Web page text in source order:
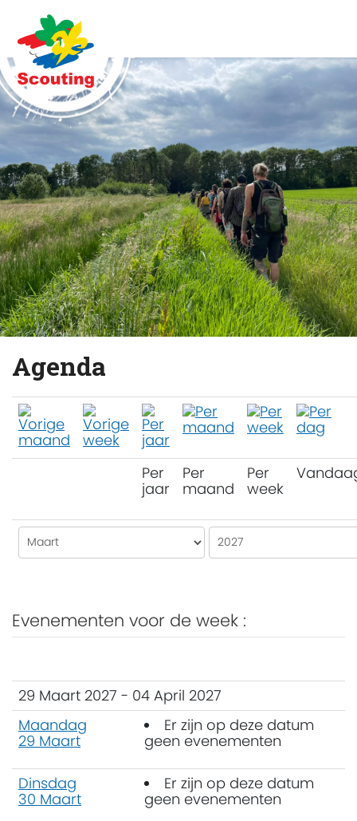
Agenda
Per
jaar
Per
maand
Per
week
Evenementen voor de week :
29 Maart 2027 - 04 April 2027
Maandag
29 Maart
Er zijn op deze datum
geen evenementen
Dinsdag
30 Maart
Er zijn op deze datum
geen evenementen